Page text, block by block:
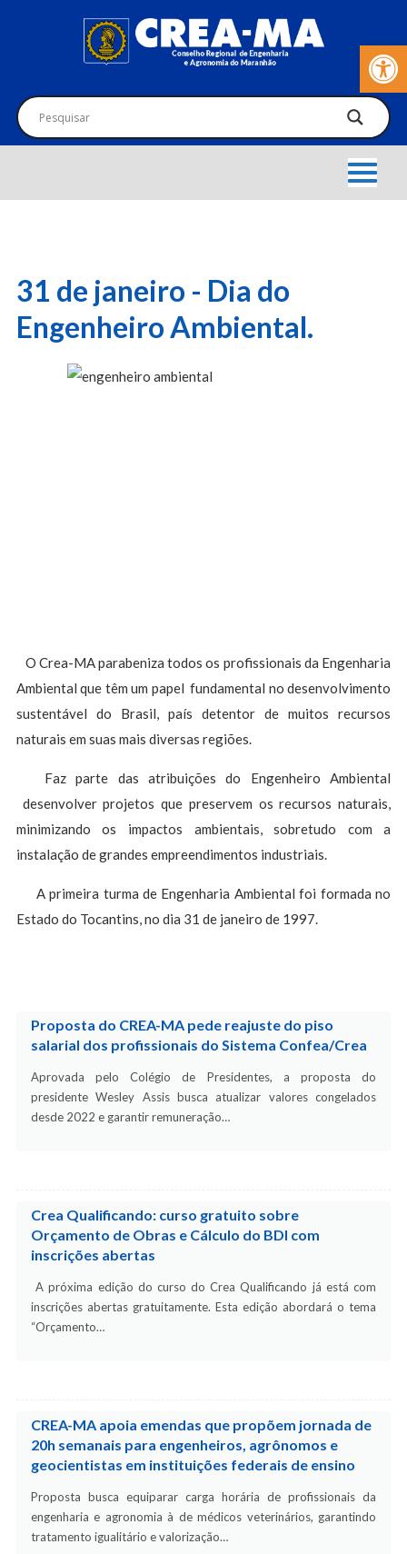
Barra de
31 de janeiro - Dia do
Engenheiro Ambiental.
O Crea-MA parabeniza todos os profissionais da Engenharia
Ambiental que têm um papel fundamental no desenvolvimento
sustentável do Brasil, país detentor de muitos recursos
naturais em suas mais diversas regiões.
Faz parte das atribuições do Engenheiro Ambiental
desenvolver projetos que preservem os recursos naturais,
minimizando os impactos ambientais, sobretudo com a
instalação de grandes empreendimentos industriais.
A primeira turma de Engenharia Ambiental foi formada no
Estado do Tocantins, no dia 31 de janeiro de 1997.
Proposta do CREA-MA pede reajuste do piso
salarial dos profissionais do Sistema Confea/Crea
Aprovada pelo Colégio de Presidentes, a proposta do
presidente Wesley Assis busca atualizar valores congelados
desde 2022 e garantir remuneração…
Crea Qualificando: curso gratuito sobre
Orçamento de Obras e Cálculo do BDI com
inscrições abertas
A próxima edição do curso do Crea Qualificando já está com
inscrições abertas gratuitamente. Esta edição abordará o tema
“Orçamento…
CREA-MA apoia emendas que propõem jornada de
20h semanais para engenheiros, agrônomos e
geocientistas em instituições federais de ensino
Proposta busca equiparar carga horária de profissionais da
engenharia e agronomia à de médicos veterinários, garantindo
tratamento igualitário e valorização…